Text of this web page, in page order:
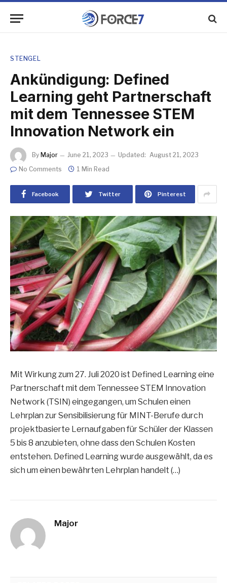
STENGEL
Ankündigung: Defined
Learning geht Partnerschaft
mit dem Tennessee STEM
Innovation Network ein
By Major June 21, 2023 Updated: August 21, 2023
No Comments
1 Min Read
Facebook Twitter Pinterest
Mit Wirkung zum 27. Juli 2020 ist Defined Learning eine
Partnerschaft mit dem Tennessee STEM Innovation
Network (TSIN) eingegangen, um Schulen einen
Lehrplan zur Sensibilisierung für MINT-Berufe durch
projektbasierte Lernaufgaben für Schüler der Klassen
5 bis 8 anzubieten, ohne dass den Schulen Kosten
entstehen. Defined Learning wurde ausgewählt, da es
sich um einen bewährten Lehrplan handelt (…)
Major